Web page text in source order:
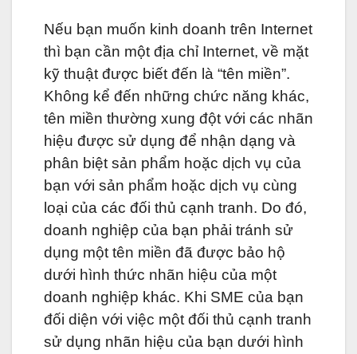
Nếu bạn muốn kinh doanh trên Internet
thì bạn cần một địa chỉ Internet, về mặt
kỹ thuật được biết đến là “tên miền”.
Không kể đến những chức năng khác,
tên miền thường xung đột với các nhãn
hiệu được sử dụng để nhận dạng và
phân biệt sản phẩm hoặc dịch vụ của
bạn với sản phẩm hoặc dịch vụ cùng
loại của các đối thủ cạnh tranh. Do đó,
doanh nghiệp của bạn phải tránh sử
dụng một tên miền đã được bảo hộ
dưới hình thức nhãn hiệu của một
doanh nghiệp khác. Khi SME của bạn
đối diện với việc một đối thủ cạnh tranh
sử dụng nhãn hiệu của bạn dưới hình